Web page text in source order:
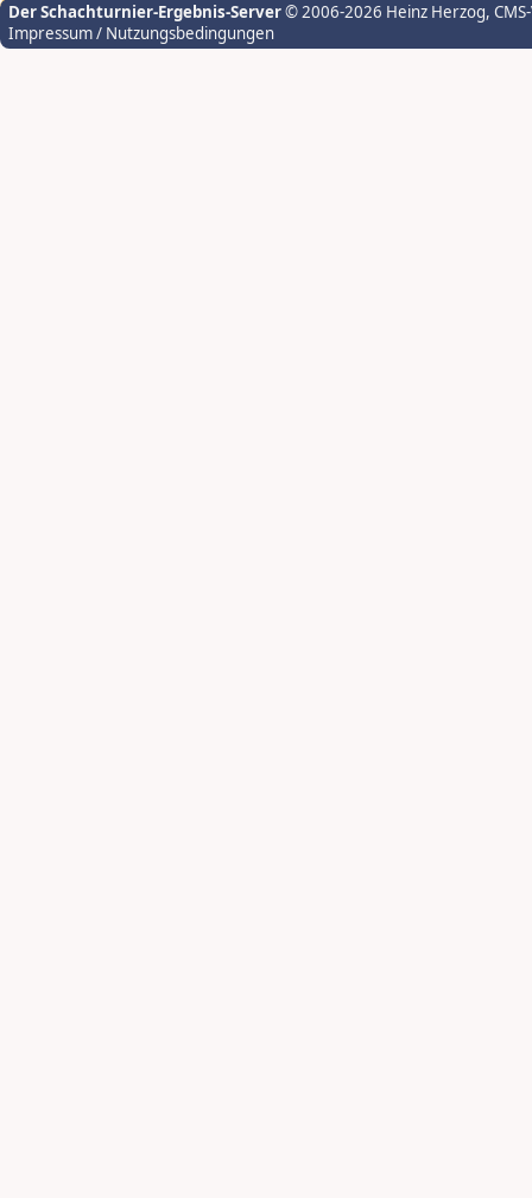
Der Schachturnier-Ergebnis-Server© 2006-2026 Heinz Herzog,
Impressum / Nutzungsbedingungen